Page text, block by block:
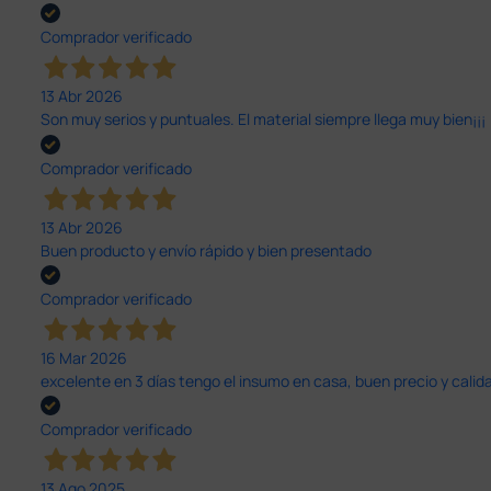
Comprador verificado
13 Abr 2026
Son muy serios y puntuales. El material siempre llega muy bien¡¡¡
Comprador verificado
13 Abr 2026
Buen producto y envío rápido y bien presentado
Comprador verificado
16 Mar 2026
excelente en 3 días tengo el insumo en casa, buen precio y
Comprador verificado